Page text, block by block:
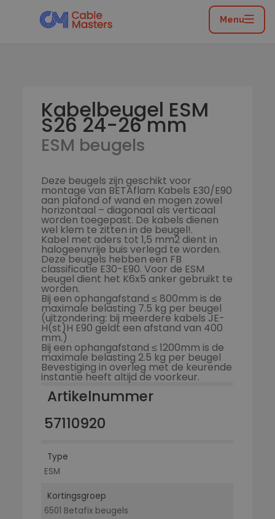
Menu
Home/ Catalogus
ESM beugels met of zonder buis
ESM beugels
Kabelbeugel ESM S26 24-26 mm
Kabelbeugel ESM
S26 24-26 mm
ESM beugels
Deze beugels zijn geschikt voor
montage van BETAflam Kabels E30/E90
aan plafond of wand en mogen zowel
horizontaal – diagonaal als verticaal
worden toegepast. De kabels dienen
wel klem te zitten in de beugel!.
Kabel met aders tot 1,5 mm2 dient in
halogeenvrije buis verlegd te worden.
Deze beugels hebben een FB
classificatie E30-E90. Voor de ESM
beugel dient het K6x5 anker gebruikt te
worden.
Bij een ophangafstand ≤ 800mm is de
maximale belasting 7.5 kg per beugel
(uitzondering: bij meerdere kabels JE-
H(st)H E90 geldt een afstand van 400
mm.)
Bij een ophangafstand ≤ 1200mm is de
maximale belasting 2.5 kg per beugel
Bevestiging in overleg met de keurende
instantie heeft altijd de voorkeur.
Artikelnummer
57110920
Type
ESM
Kortingsgroep
6501 Betafix beugels